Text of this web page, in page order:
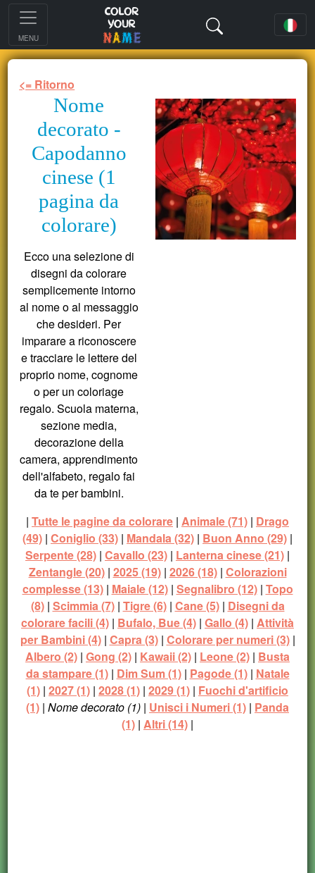
MENU
<= Ritorno
Nome
decorato -
Capodanno
cinese (1
pagina da
colorare)
Ecco una selezione di
disegni da colorare
semplicemente intorno
al nome o al messaggio
che desideri. Per
imparare a riconoscere
e tracciare le lettere del
proprio nome, cognome
o per un coloriage
regalo. Scuola materna,
sezione media,
decorazione della
camera, apprendimento
dell'alfabeto, regalo fai
da te per bambini.
| Tutte le pagine da colorare | Animale (71) | Drago
(49) | Coniglio (33) | Mandala (32) | Buon Anno (29) |
Serpente (28) | Cavallo (23) | Lanterna cinese (21) |
Zentangle (20)| 2025 (19)| 2026 (18)| Colorazioni
complesse (13)| Maiale (12)| Segnalibro (12)| Topo
(8)| Scimmia (7)| Tigre (6)| Cane (5)| Disegni da
colorare facili (4) | Bufalo, Bue (4) | Gallo (4) | Attività
per Bambini (4)| Capra (3)| Colorare per numeri (3)|
Albero (2) | Gong (2) | Kawaii (2) | Leone (2) | Busta
da stampare (1)| Dim Sum (1)| Pagode (1)| Natale
(1) | 2027 (1) | 2028 (1) | 2029 (1) | Fuochi d'artificio
(1) | Nome decorato (1) | Unisci i Numeri (1) | Panda
(1) | Altri (14) |